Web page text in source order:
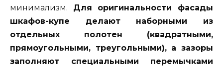
минимализм. Для оригинальности фасады
шкафов-купе делают наборными из
отдельных полотен (квадратными,
прямоугольными, треугольными), а зазоры
заполняют специальными перемычками